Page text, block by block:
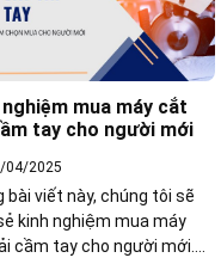
nghiệm mua máy cắt
tay cho người mới
04/2025
bài viết này, chúng tôi sẽ
kinh nghiệm mua máy
cầm tay cho người mới.